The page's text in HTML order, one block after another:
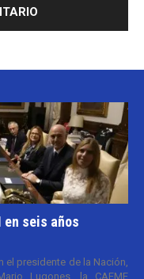
en seis años
el presidente de la Nación,
Lugones, la CAEME